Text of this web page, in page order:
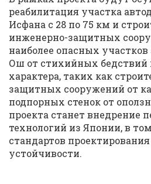
реабилитация участка
Исфана с 28 по 75 км и
инженерно-защитных
наиболее опасных
Ош от стихийных бедствий
характера, таких как
защитных сооружений от
подпорных стенок от
проекта станет внедрение
технологий из Японии, в
стандартов
устойчивости.